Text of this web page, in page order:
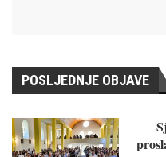
POSLJEDNJE OBJAVE